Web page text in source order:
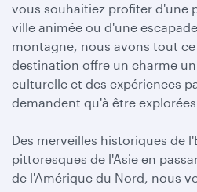
vous souhaitiez profiter d'une
ville animée ou d'une
montagne, nous avons tout
destination offre un charme
culturelle et des expériences
demandent qu'à être
Des merveilles historiques de
pittoresques de l'Asie en
de l'Amérique du Nord, nous